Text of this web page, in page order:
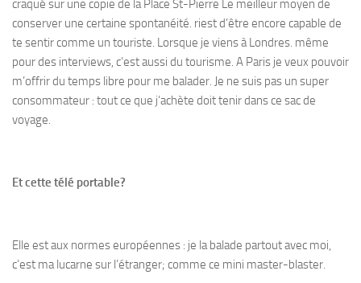
craqué sur une copie de la Place St-Pierre Le meilleur moyen de
conserver une certaine spontanéité. riest d’être encore capable de
te sentir comme un touriste. Lorsque je viens à Londres. même
pour des interviews, c’est aussi du tourisme. A Paris je veux pouvoir
m’offrir du temps libre pour me balader. Je ne suis pas un super
consommateur : tout ce que j’achète doit tenir dans ce sac de
voyage.
Et cette télé portable?
Elle est aux normes européennes : je la balade partout avec moi,
c’est ma lucarne sur l’étranger; comme ce mini master-blaster.